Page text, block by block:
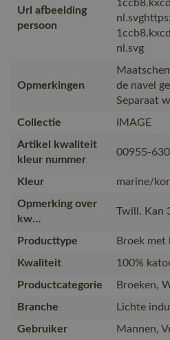
Url afbeelding
persoon
nl.svg
Opmerkingen
de navel
Separaat
Collectie
IMAGE
Artikel kwaliteit
kleur nummer
00955-
Kleur
marine/
Opmerking over
kw…
Twill. Kan
Producttype
Broek met
Kwaliteit
100%
Productcategorie
Broeken,
Branche
Lichte
Gebruiker
Mannen,